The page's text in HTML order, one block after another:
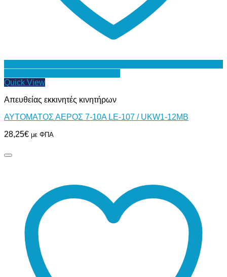
Quick View
Απευθείας εκκινητές κινητήρων
ΑΥΤΟΜΑΤΟΣ ΑΕΡΟΣ 7-10Α LE-107 / UKW1-12MB
28,25€ με ΦΠΑ